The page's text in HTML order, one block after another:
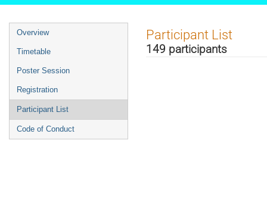
Event
menu
Overview
Timetable
Poster Session
Registration
Participant List
Code of Conduct
Participant List
149 participants